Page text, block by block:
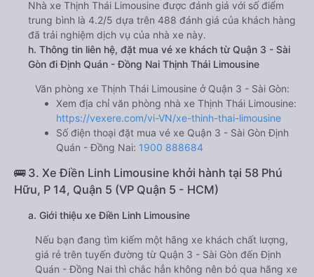
Nhà xe Thịnh Thái Limousine được đánh giá với số điểm
trung bình là 4.2/5 dựa trên 488 đánh giá của khách hàng
đã trải nghiệm dịch vụ của nhà xe này.
h. Thông tin liên hệ, đặt mua vé xe khách từ Quận 3 - Sài
Gòn đi Định Quán - Đồng Nai Thịnh Thái Limousine
Văn phòng xe Thịnh Thái Limousine ở Quận 3 - Sài Gòn:
Xem địa chỉ văn phòng nhà xe Thịnh Thái Limousine:
https://vexere.com/vi-VN/xe-thinh-thai-limousine
Số điện thoại đặt mua vé xe Quận 3 - Sài Gòn Định
Quán - Đồng Nai: 1900 888684
🚌 3. Xe Điền Linh Limousine khởi hành tại 58 Phú
Hữu, P 14, Quận 5 (VP Quận 5 - HCM)
a. Giới thiệu xe Điền Linh Limousine
Nếu bạn đang tìm kiếm một hãng xe khách chất lượng,
giá rẻ trên tuyến đường từ Quận 3 - Sài Gòn đến Định
Quán - Đồng Nai thì chắc hẳn không nên bỏ qua hãng xe